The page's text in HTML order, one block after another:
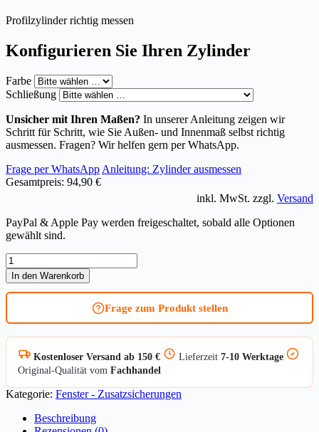
Profilzylinder richtig messen
Konfigurieren Sie Ihren Zylinder
Farbe
Schließung
Unsicher mit Ihren Maßen? In unserer Anleitung zeigen wir
Schritt für Schritt, wie Sie Außen- und Innenmaß selbst richtig
ausmessen. Fragen? Wir helfen gern per WhatsApp.
Frage per WhatsApp Anleitung: Zylinder ausmessen
Gesamtpreis: 94,90 €
inkl. MwSt. zzgl. Versand
PayPal & Apple Pay werden freigeschaltet, sobald alle Optionen
gewählt sind.
Fenster-
Zusatzschloss
ABUS
FTS96
In den Warenkorb
Frage zum Produkt stellen
Kostenloser Versand ab 150 € Lieferzeit 7-10 Werktage
Original-Qualität vom Fachhandel
Kategorie: Fenster - Zusatzsicherungen
Beschreibung